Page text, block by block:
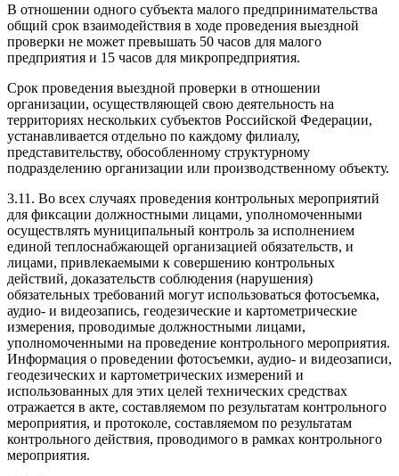
В отношении одного субъекта малого предпринимательства
общий срок взаимодействия в ходе проведения выездной
проверки не может превышать 50 часов для малого
предприятия и 15 часов для микропредприятия.
Срок проведения выездной проверки в отношении
организации, осуществляющей свою деятельность на
территориях нескольких субъектов Российской Федерации,
устанавливается отдельно по каждому филиалу,
представительству, обособленному структурному
подразделению организации или производственному объекту.
3.11. Во всех случаях проведения контрольных мероприятий
для фиксации должностными лицами, уполномоченными
осуществлять муниципальный контроль за исполнением
единой теплоснабжающей организацией обязательств, и
лицами, привлекаемыми к совершению контрольных
действий, доказательств соблюдения (нарушения)
обязательных требований могут использоваться фотосъемка,
аудио- и видеозапись, геодезические и картометрические
измерения, проводимые должностными лицами,
уполномоченными на проведение контрольного мероприятия.
Информация о проведении фотосъемки, аудио- и видеозаписи,
геодезических и картометрических измерений и
использованных для этих целей технических средствах
отражается в акте, составляемом по результатам контрольного
мероприятия, и протоколе, составляемом по результатам
контрольного действия, проводимого в рамках контрольного
мероприятия.